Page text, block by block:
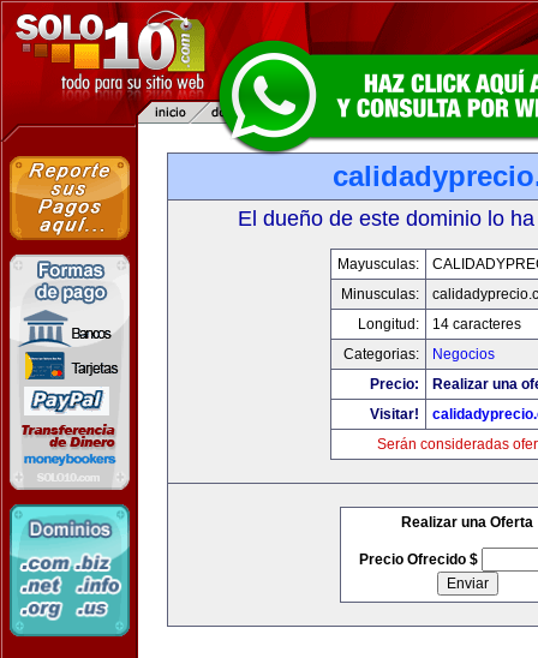
El dueño de este dominio lo
Mayusculas:
Minusculas:
Longitud:
14 caracteres
Categorias:
Negocios
Precio:
Realizar una
Visitar!
Serán consideradas
Realizar una Oferta
Precio Ofrecido $